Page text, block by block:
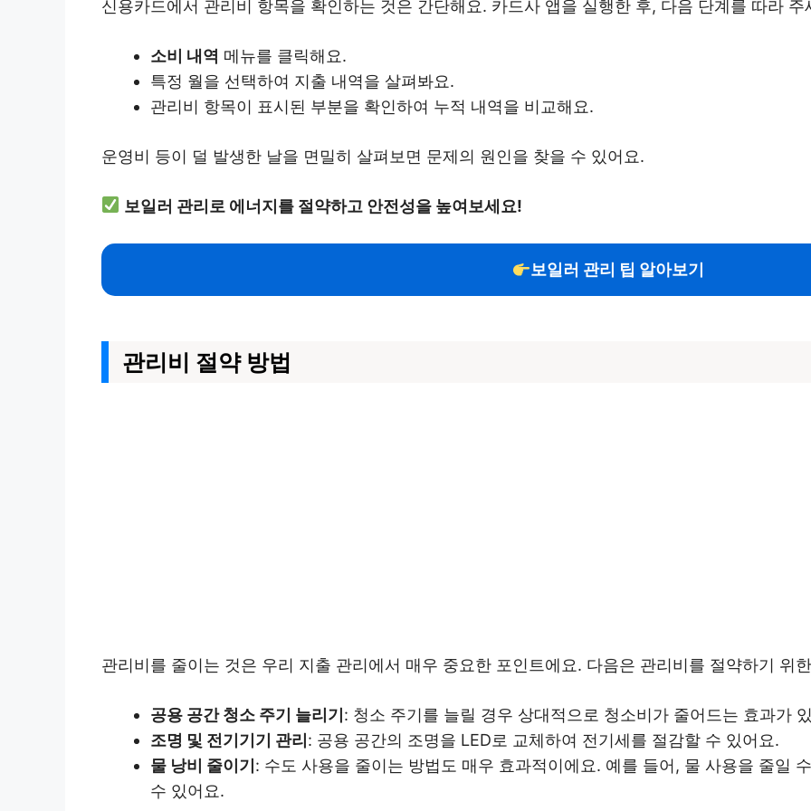
신용카드에서 관리비 항목을 확인하는 것은 간단해요. 카드사 앱을 실행한 후, 다음 단계를 따라 주
소비 내역 메뉴를 클릭해요.
특정 월을 선택하여 지출 내역을 살펴봐요.
관리비 항목이 표시된 부분을 확인하여 누적 내역을 비교해요.
운영비 등이 덜 발생한 날을 면밀히 살펴보면 문제의 원인을 찾을 수 있어요.
보일러 관리로 에너지를 절약하고 안전성을 높여보세요!
보일러 관리 팁 알아보기
관리비 절약 방법
관리비를 줄이는 것은 우리 지출 관리에서 매우 중요한 포인트에요. 다음은 관리비를 절약하기 위
공용 공간 청소 주기 늘리기: 청소 주기를 늘릴 경우 상대적으로 청소비가 줄어드는 효과가
조명 및 전기기기 관리: 공용 공간의 조명을 LED로 교체하여 전기세를 절감할 수 있어요.
물 낭비 줄이기: 수도 사용을 줄이는 방법도 매우 효과적이에요. 예를 들어, 물 사용을 줄일
수 있어요.